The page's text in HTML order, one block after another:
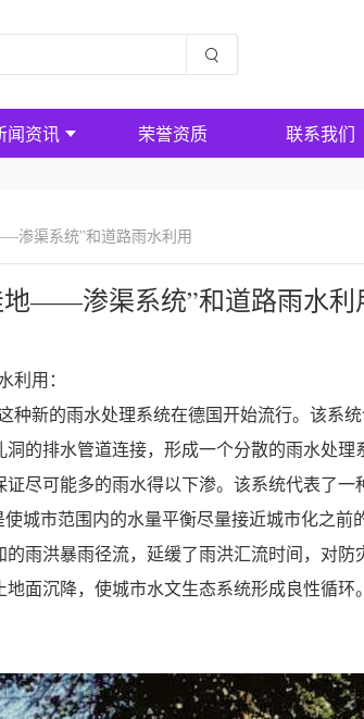
闻资讯 荣誉资质 联系我们
渗渠系统”和道路雨水利用
地——渗渠系统”和道路雨水利
用：
新的雨水处理系统在德国开始流行。该系统
的排水管道连接，形成一个分散的雨水处
尽可能多的雨水得以下渗。该系统代表了一
城市范围内的水量平衡尽量接近城市化之前
雨洪暴雨径流，延缓了雨洪汇流时间，对
面沉降，使城市水文生态系统形成良性循环。